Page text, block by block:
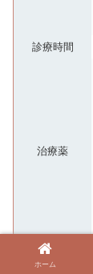
診療時間
治療薬
オンライン診療
ホーム